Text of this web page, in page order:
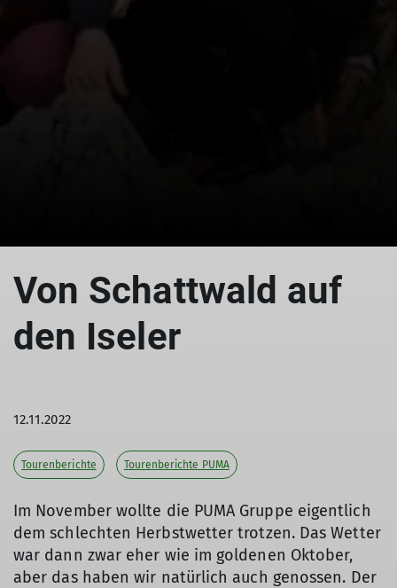
Von Schattwald auf
den Iseler
12.11.2022
Tourenberichte Tourenberichte PUMA
Im November wollte die PUMA Gruppe eigentlich
dem schlechten Herbstwetter trotzen. Das Wetter
war dann zwar eher wie im goldenen Oktober,
aber das haben wir natürlich auch genossen. Der